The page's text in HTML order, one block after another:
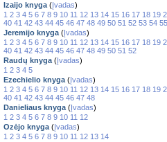
Izaijo knyga ( Įvadas)
1 2 3 4 5 6 7 8 9 10 11 12 13 14 15 16 17 18 19
40 41 42 43 44 45 46 47 48 49 50 51 52 53 54 55
Jeremijo knyga ( Įvadas)
1 2 3 4 5 6 7 8 9 10 11 12 13 14 15 16 17 18 19
40 41 42 43 44 45 46 47 48 49 50 51 52
Raudų knyga ( Įvadas)
1 2 3 4 5
Ezechielio knyga ( Įvadas)
1 2 3 4 5 6 7 8 9 10 11 12 13 14 15 16 17 18 19
40 41 42 43 44 45 46 47 48
Danieliaus knyga ( Įvadas)
1 2 3 4 5 6 7 8 9 10 11 12
Ozėjo knyga ( Įvadas)
1 2 3 4 5 6 7 8 9 10 11 12 13 14